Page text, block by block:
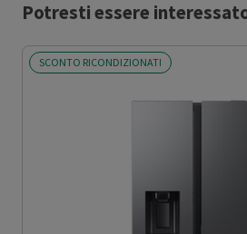
Potresti essere
SCONTO RICONDIZIONATI